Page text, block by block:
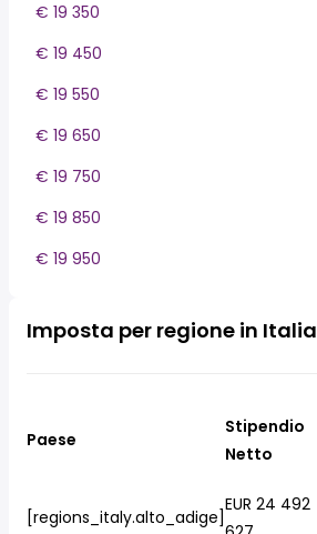
€ 19 350
€ 19 450
€ 19 550
€ 19 650
€ 19 750
€ 19 850
€ 19 950
Imposta per regione in Italia
Paese
Stipendio
Netto
[regions_italy.alto_adige]
EUR 24 492